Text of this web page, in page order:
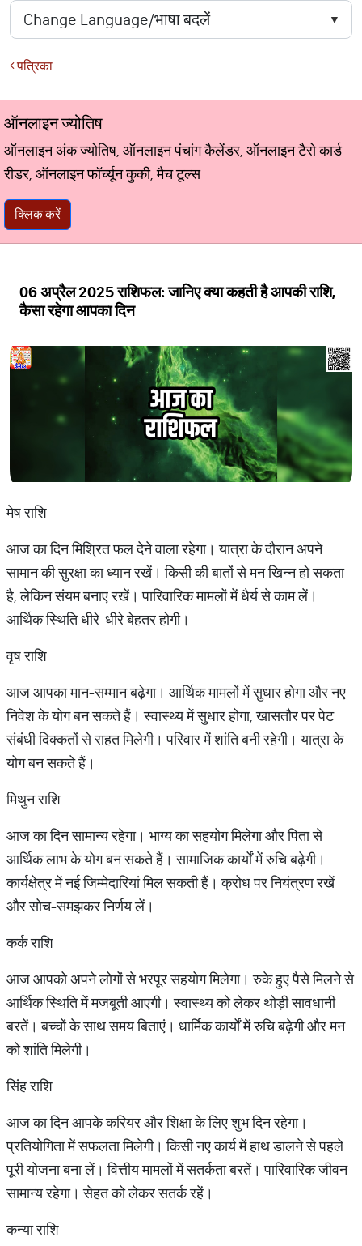
पत्रिका
ऑनलाइन ज्योतिष
ऑनलाइन अंक ज्योतिष, ऑनलाइन पंचांग कैलेंडर, ऑनलाइन टैरो कार्ड
रीडर, ऑनलाइन फॉर्च्यून कुकी, मैच टूल्स
क्लिक करें
06 अप्रैल 2025 राशिफल: जानिए क्या कहती है आपकी राशि,
कैसा रहेगा आपका दिन
मेष राशि
आज का दिन मिश्रित फल देने वाला रहेगा। यात्रा के दौरान अपने
सामान की सुरक्षा का ध्यान रखें। किसी की बातों से मन खिन्न हो सकता
है, लेकिन संयम बनाए रखें। पारिवारिक मामलों में धैर्य से काम लें।
आर्थिक स्थिति धीरे-धीरे बेहतर होगी।
वृष राशि
आज आपका मान-सम्मान बढ़ेगा। आर्थिक मामलों में सुधार होगा और नए
निवेश के योग बन सकते हैं। स्वास्थ्य में सुधार होगा, खासतौर पर पेट
संबंधी दिक्कतों से राहत मिलेगी। परिवार में शांति बनी रहेगी। यात्रा के
योग बन सकते हैं।
मिथुन राशि
आज का दिन सामान्य रहेगा। भाग्य का सहयोग मिलेगा और पिता से
आर्थिक लाभ के योग बन सकते हैं। सामाजिक कार्यों में रुचि बढ़ेगी।
कार्यक्षेत्र में नई जिम्मेदारियां मिल सकती हैं। क्रोध पर नियंत्रण रखें
और सोच-समझकर निर्णय लें।
कर्क राशि
आज आपको अपने लोगों से भरपूर सहयोग मिलेगा। रुके हुए पैसे मिलने से
आर्थिक स्थिति में मजबूती आएगी। स्वास्थ्य को लेकर थोड़ी सावधानी
बरतें। बच्चों के साथ समय बिताएं। धार्मिक कार्यों में रुचि बढ़ेगी और मन
को शांति मिलेगी।
सिंह राशि
आज का दिन आपके करियर और शिक्षा के लिए शुभ दिन रहेगा।
प्रतियोगिता में सफलता मिलेगी। किसी नए कार्य में हाथ डालने से पहले
पूरी योजना बना लें। वित्तीय मामलों में सतर्कता बरतें। पारिवारिक जीवन
सामान्य रहेगा। सेहत को लेकर सतर्क रहें।
कन्या राशि